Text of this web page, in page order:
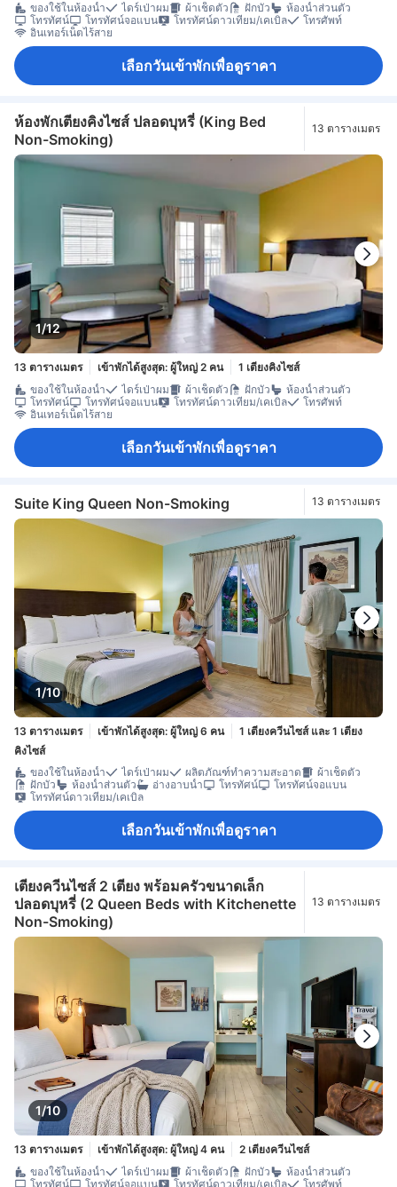
ของใช้ในห้องน้ำ
ไดร์เป่าผม ผ้าเช็ดตัว ฝักบัว
ห้องน้ำส่วนตัว
โทรทัศน์
โทรทัศน์จอแบน โทรทัศน์ดาวเทียม/เคเบิล
โทรศัพท์
อินเทอร์เน็ตไร้สาย
เลือกวันเข้าพักเพื่อดูราคา
ห้องพักเตียงคิงไซส์ ปลอดบุหรี่ (King Bed
Non-Smoking)
13 ตารางเมตร
1/12
13 ตารางเมตร เข้าพักได้สูงสุด: ผู้ใหญ่ 2 คน
1 เตียงคิงไซส์
ของใช้ในห้องน้ำ
ไดร์เป่าผม ผ้าเช็ดตัว ฝักบัว
ห้องน้ำส่วนตัว
โทรทัศน์
โทรทัศน์จอแบน โทรทัศน์ดาวเทียม/เคเบิล
โทรศัพท์
อินเทอร์เน็ตไร้สาย
เลือกวันเข้าพักเพื่อดูราคา
Suite King Queen Non-Smoking 13 ตารางเมตร
1/10
13 ตารางเมตร เข้าพักได้สูงสุด: ผู้ใหญ่ 6 คน
1 เตียงควีนไซส์ และ 1 เตียง
คิงไซส์
ของใช้ในห้องน้ำ
ไดร์เป่าผม ผลิตภัณฑ์ทำความสะอาด
ผ้าเช็ดตัว
ฝักบัว
ห้องน้ำส่วนตัว อ่างอาบน้ำ โทรทัศน์
โทรทัศน์จอแบน
โทรทัศน์ดาวเทียม/เคเบิล
เลือกวันเข้าพักเพื่อดูราคา
เตียงควีนไซส์ 2 เตียง พร้อมครัวขนาดเล็ก
ปลอดบุหรี่ (2 Queen Beds with Kitchenette
Non-Smoking)
13 ตารางเมตร
1/10
13 ตารางเมตร เข้าพักได้สูงสุด: ผู้ใหญ่ 4 คน
2 เตียงควีนไซส์
ของใช้ในห้องน้ำ
ไดร์เป่าผม ผ้าเช็ดตัว ฝักบัว
ห้องน้ำส่วนตัว
โทรทัศน์
โทรทัศน์จอแบน โทรทัศน์ดาวเทียม/เคเบิล โทรศัพท์